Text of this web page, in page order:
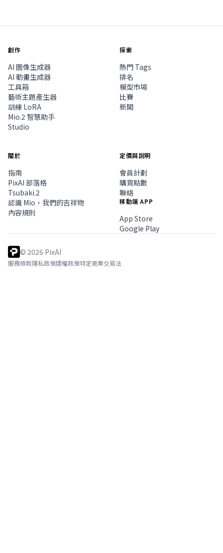
創作
AI 圖像生成器
AI 動畫生成器
工具箱
藝術主題產生器
訓練 LoRA
Mio.2 智慧助手
Studio
探索
熱門 Tags
排名
模型市場
比賽
新聞
關於
指南
PixAI 部落格
Tsubaki.2
認識 Mio，我們的吉祥物
內容規則
定價與說明
會員計劃
購買點數
聯絡
移動端 APP
App Store
Google Play
© 2026 PixAI
服務條款隱私政策版權政策特定商業交易法